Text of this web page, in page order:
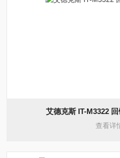
艾德克斯 IT-M3322
查看详